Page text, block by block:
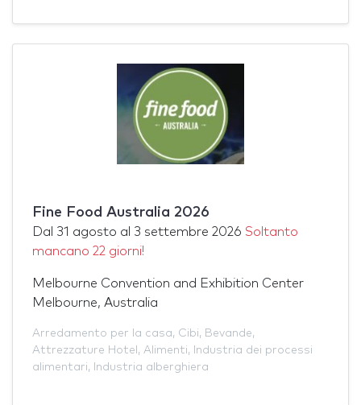
Fine Food Australia 2026
Dal 31 agosto al 3 settembre 2026 Soltanto
mancano 22 giorni!
Melbourne Convention and Exhibition Center
Melbourne, Australia
Arredamento per la casa, Cibi, Bevande,
Attrezzature Hotel , Alimenti,
Industria dei processi
alimentari, Industria alberghiera